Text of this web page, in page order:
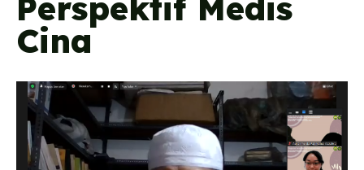
Perspektif Medis
Cina